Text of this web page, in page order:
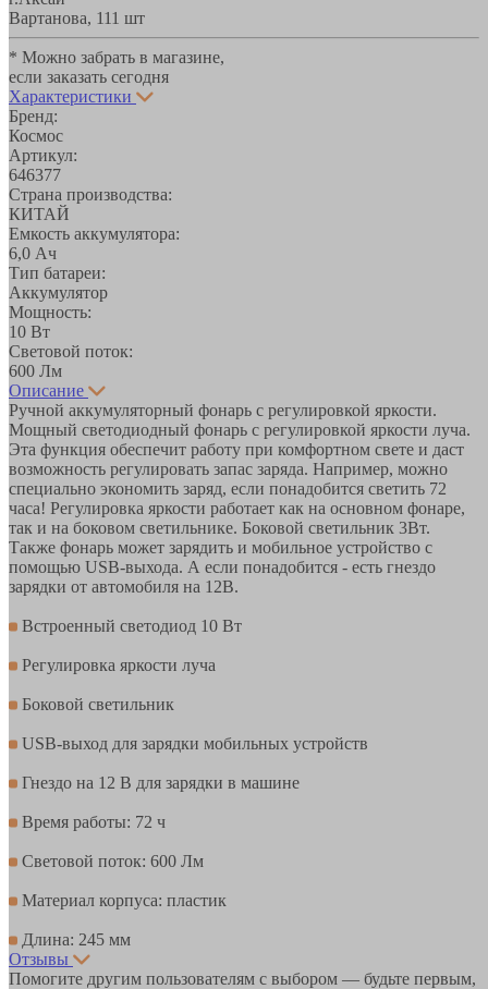
Вартанова, 111 шт
* Можно забрать в магазине,
если заказать сегодня
Характеристики
Бренд:
Космос
Артикул:
646377
Страна производства:
КИТАЙ
Емкость аккумулятора:
6,0 Ач
Тип батареи:
Аккумулятор
Мощность:
10 Вт
Световой поток:
600 Лм
Описание
Ручной аккумуляторный фонарь с регулировкой яркости.
Мощный светодиодный фонарь с регулировкой яркости луча.
Эта функция обеспечит работу при комфортном свете и даст
возможность регулировать запас заряда. Например, можно
специально экономить заряд, если понадобится светить 72
часа! Регулировка яркости работает как на основном фонаре,
так и на боковом светильнике. Боковой светильник 3Вт.
Также фонарь может зарядить и мобильное устройство с
помощью USB-выхода. А если понадобится - есть гнездо
зарядки от автомобиля на 12В.
Встроенный светодиод 10 Вт
Регулировка яркости луча
Боковой светильник
USB-выход для зарядки мобильных устройств
Гнездо на 12 В для зарядки в машине
Время работы: 72 ч
Световой поток: 600 Лм
Материал корпуса: пластик
Длина: 245 мм
Отзывы
Помогите другим пользователям с выбором — будьте первым,